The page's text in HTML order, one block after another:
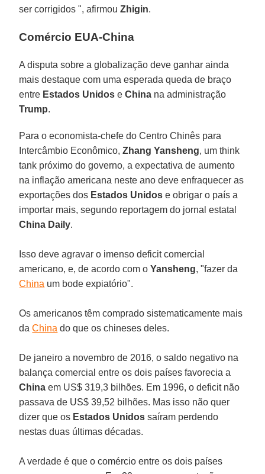
ser corrigidos ", afirmouZhigin.
Comércio EUA-China
A disputa sobre a globalização deve ganhar ainda
mais destaque com uma esperada queda de braço
entre Estados Unidos eChina na administração
Trump.
Para o economista-chefe do Centro Chinês para
Intercâmbio Econômico,Zhang Yansheng, um think
tank próximo do governo, a expectativa de aumento
na inflação americana neste ano deve enfraquecer as
exportações dos Estados Unidos e obrigar o país a
importar mais, segundo reportagem do jornal estatal
China Daily.
Isso deve agravar o imenso deficit comercial
americano, e, de acordo com oYansheng, "fazer da
China um bode expiatório".
Os americanos têm comprado sistematicamente mais
daChina do que os chineses deles.
De janeiro a novembro de 2016, o saldo negativo na
balança comercial entre os dois países favorecia a
China em US$ 319,3 bilhões. Em 1996, o deficit não
passava de US$ 39,52 bilhões. Mas isso não quer
dizer que os Estados Unidos saíram perdendo
nestas duas últimas décadas.
A verdade é que o comércio entre os dois países